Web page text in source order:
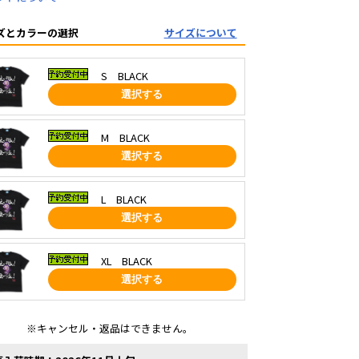
とカラーの選択 サイズについて
S BLACK
選択する
M BLACK
選択する
L BLACK
選択する
XL BLACK
選択する
※キャンセル・返品はできません。